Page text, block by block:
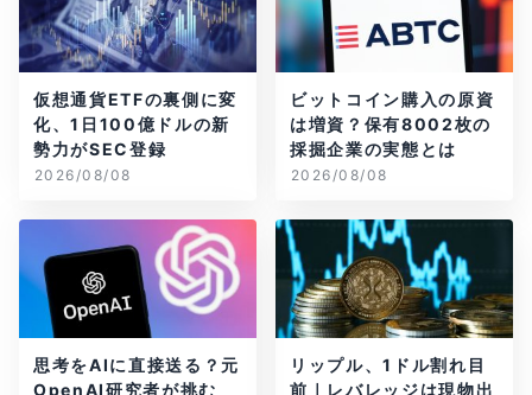
仮想通貨ETFの裏側に変
化、1日100億ドルの新
勢力がSEC登録
2026/08/08
ビットコイン購入の原資
は増資？保有8002枚の
採掘企業の実態とは
2026/08/08
思考をAIに直接送る？元
OpenAI研究者が挑む
リップル、1ドル割れ目
前｜レバレッジは現物出